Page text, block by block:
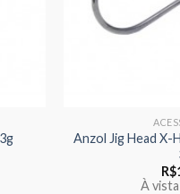
Anzol Jig Head
R$
À vista